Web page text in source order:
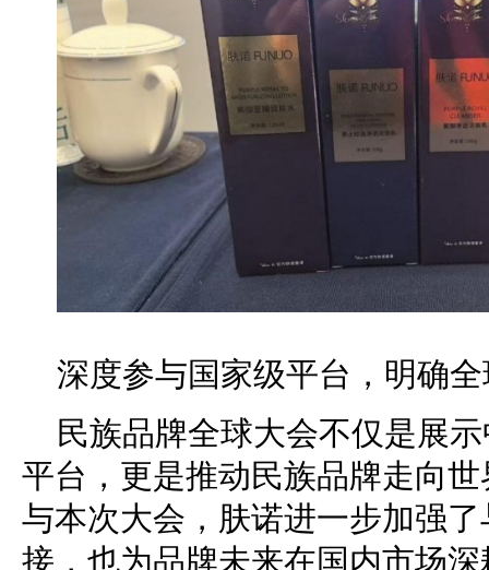
深度参与国家级平台，明确
民族品牌全球大会不仅是展
平台，更是推动民族品牌走向
与本次大会，肤诺进一步加强
接，也为品牌未来在国内市场